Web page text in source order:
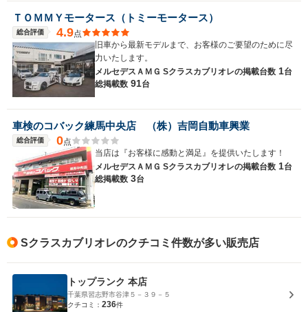
ＴＯＭＭＹモータース（トミーモータース）
総合評価 4.9点
旧車から最新モデルまで、お客様のご要望のために尽
力いたします。
メルセデスＡＭＧ Sクラスカブリオレの掲載台数 1台
総掲載数 91台
車検のコバック練馬中央店 （株）吉岡自動車興業
総合評価 0点
当店は『お客様に感動と満足』を提供いたします！
メルセデスＡＭＧ Sクラスカブリオレの掲載台数 1台
総掲載数 3台
Sクラスカブリオレのクチコミ件数が多い販売店
トップランク 本店
千葉県習志野市谷津５－３９－５
クチコミ： 236件